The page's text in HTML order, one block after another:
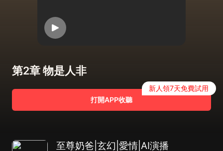
第2章 物是人非
打開APP收聽
新人領7天免費試用
至尊奶爸|玄幻|愛情|AI演播